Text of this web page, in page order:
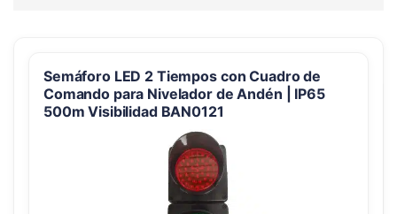
Semáforo LED 2 Tiempos con Cuadro de
Comando para Nivelador de Andén | IP65
500m Visibilidad BAN0121